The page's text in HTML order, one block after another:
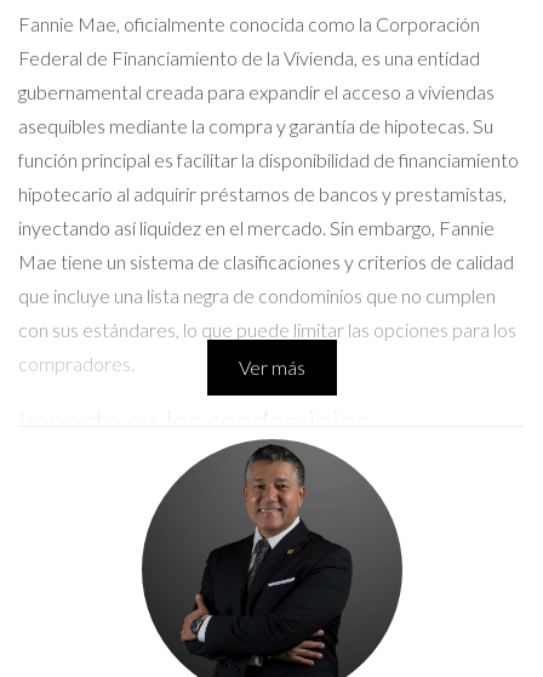
Fannie Mae, oficialmente conocida como la Corporación
Federal de Financiamiento de la Vivienda, es una entidad
gubernamental creada para expandir el acceso a viviendas
asequibles mediante la compra y garantía de hipotecas. Su
función principal es facilitar la disponibilidad de financiamiento
hipotecario al adquirir préstamos de bancos y prestamistas,
inyectando así liquidez en el mercado. Sin embargo, Fannie
Mae tiene un sistema de clasificaciones y criterios de calidad
que incluye una lista negra de condominios que no cumplen
con sus estándares, lo que puede limitar las opciones para los
compradores.
Los condominios que figuran en la lista negra de Fannie Mae
enfrentan serias restricciones en cuanto a la financiación. Esto
significa que muchos prestamistas no estarán dispuestos a
ofrecer hipotecas para propiedades en esta lista, lo que
puede dificultar la venta para los propietarios y crear una
percepción negativa entre los posibles compradores. Las
razones para que un condominio sea incluido en la lista negra
Ver más